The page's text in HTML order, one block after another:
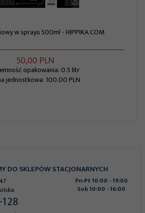
w sprayu 500ml - HIPPIKA.COM
50,00 PLN
opakowania: 0.5 litr
jednostkowa: 100.00 PLN
DO SKLEPÓW STACJONARNYCH
Pn-Pt 10:00 - 19:00
Sob 10:00 - 16:00